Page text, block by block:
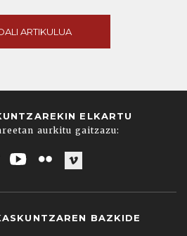
ARTIKULUA
ELKARTU
aurkitu gaitzazu:
BAZKIDE